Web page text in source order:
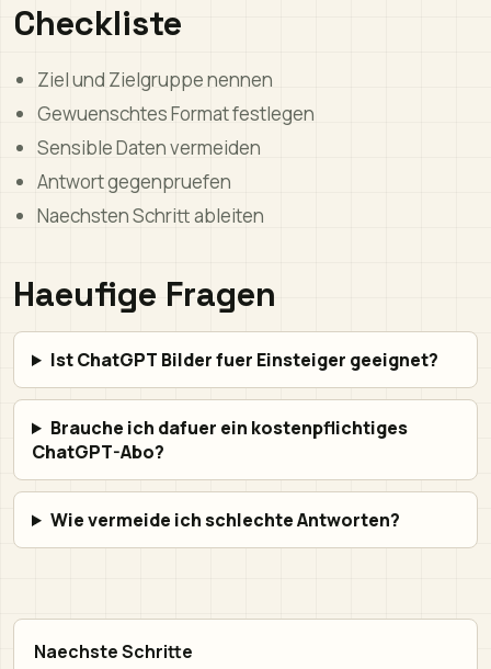
Checkliste
Ziel und Zielgruppe nennen
Gewuenschtes Format festlegen
Sensible Daten vermeiden
Antwort gegenpruefen
Naechsten Schritt ableiten
Haeufige Fragen
Ist ChatGPT Bilder fuer Einsteiger geeignet?
Brauche ich dafuer ein kostenpflichtiges
ChatGPT-Abo?
Wie vermeide ich schlechte Antworten?
Naechste Schritte